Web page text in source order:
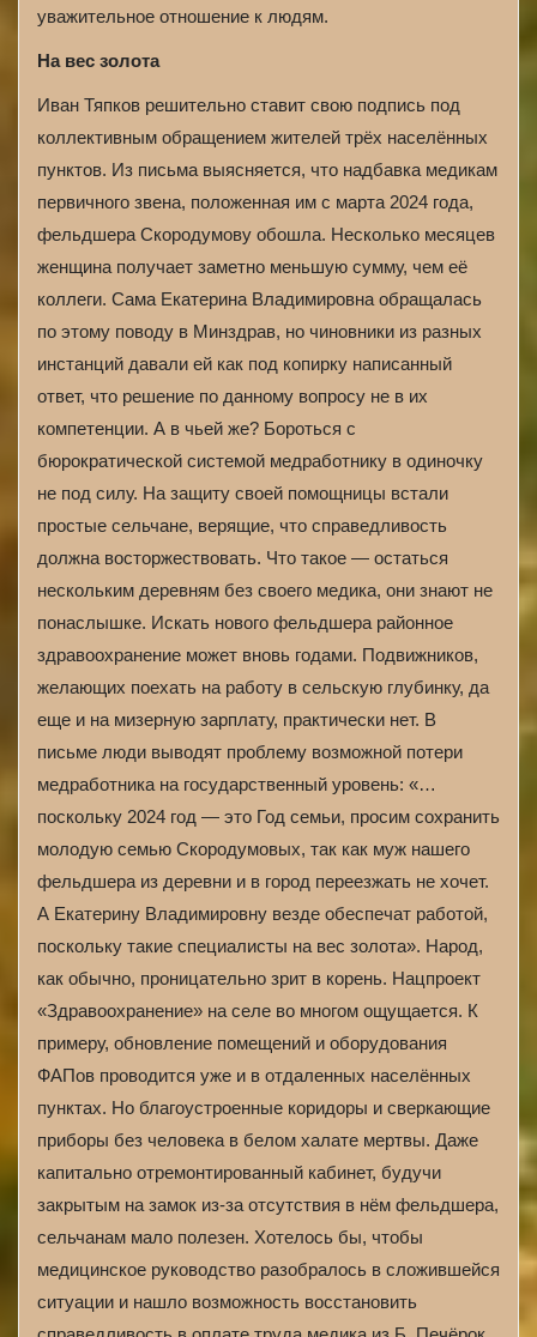
уважительное отношение к людям.
На вес золота
Иван Тяпков решительно ставит свою подпись под
коллективным обращением жителей трёх населённых
пунктов. Из письма выясняется, что надбавка медикам
первичного звена, положенная им с марта 2024 года,
фельдшера Скородумову обошла. Несколько месяцев
женщина получает заметно меньшую сумму, чем её
коллеги. Сама Екатерина Владимировна обращалась
по этому поводу в Минздрав, но чиновники из разных
инстанций давали ей как под копирку написанный
ответ, что решение по данному вопросу не в их
компетенции. А в чьей же? Бороться с
бюрократической системой медработнику в одиночку
не под силу. На защиту своей помощницы встали
простые сельчане, верящие, что справедливость
должна восторжествовать. Что такое — остаться
нескольким деревням без своего медика, они знают не
понаслышке. Искать нового фельдшера районное
здравоохранение может вновь годами. Подвижников,
желающих поехать на работу в сельскую глубинку, да
еще и на мизерную зарплату, практически нет. В
письме люди выводят проблему возможной потери
медработника на государственный уровень: «…
поскольку 2024 год — это Год семьи, просим сохранить
молодую семью Скородумовых, так как муж нашего
фельдшера из деревни и в город переезжать не хочет.
А Екатерину Владимировну везде обеспечат работой,
поскольку такие специалисты на вес золота». Народ,
как обычно, проницательно зрит в корень. Нацпроект
«Здравоохранение» на селе во многом ощущается. К
примеру, обновление помещений и оборудования
ФАПов проводится уже и в отдаленных населённых
пунктах. Но благоустроенные коридоры и сверкающие
приборы без человека в белом халате мертвы. Даже
капитально отремонтированный кабинет, будучи
закрытым на замок из-за отсутствия в нём фельдшера,
сельчанам мало полезен. Хотелось бы, чтобы
медицинское руководство разобралось в сложившейся
ситуации и нашло возможность восстановить